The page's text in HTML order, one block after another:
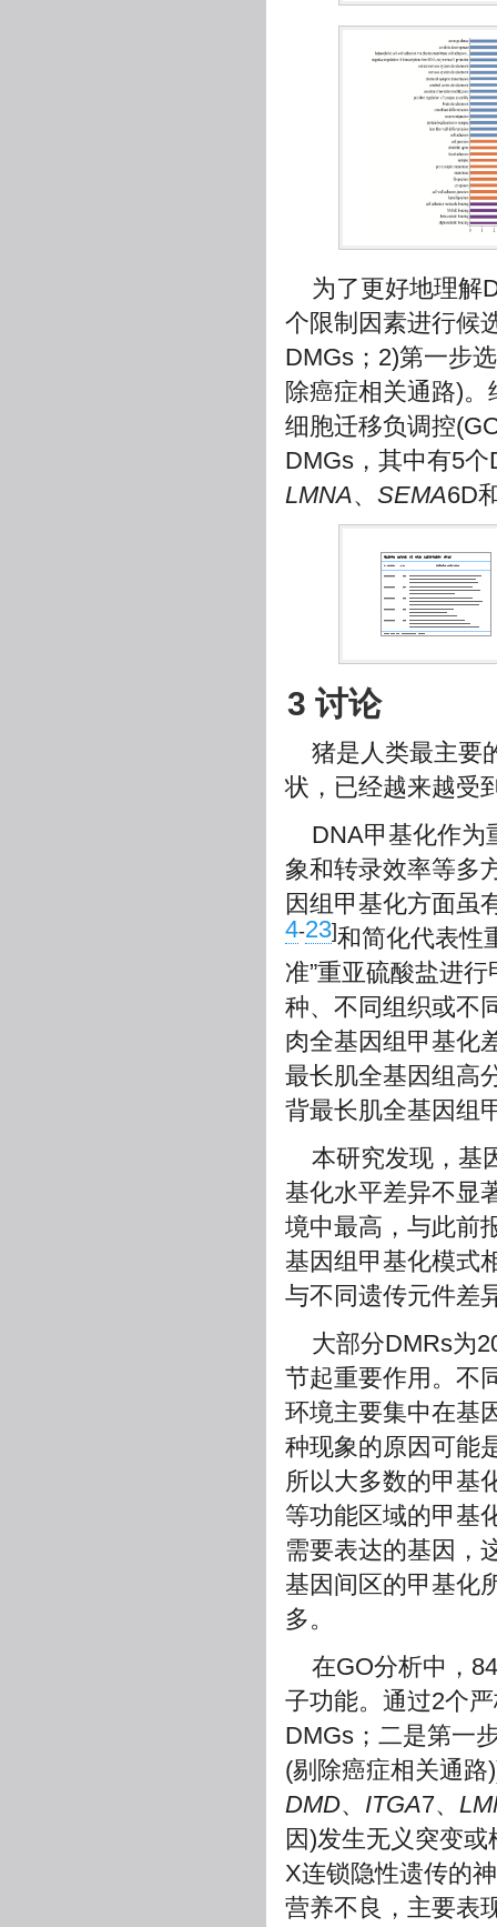
为了更好地理解
个限制因素进行候
DMGs；2)第一步
除癌症相关通路)
细胞迁移负调控
DMGs，其中有5
LMNA、 SEMA6D
3 讨论
猪是人类最主要
状，已经越来越受
DNA甲基化作为
象和转录效率等多
因组甲基化方面虽
4-23]和简化代表性
准”重亚硫酸盐进
种、不同组织或不
肉全基因组甲基化
最长肌全基因组高
背最长肌全基因组
本研究发现，基
基化水平差异不显
境中最高，与此前
基因组甲基化模式
与不同遗传元件差
大部分DMRs为
节起重要作用。不
环境主要集中在基
种现象的原因可能
所以大多数的甲基
等功能区域的甲基
需要表达的基因，
基因间区的甲基化
多。
在GO分析中，
子功能。通过2个
DMGs；二是第一
(剔除癌症相关通
DMD、 ITGA7、
因)发生无义突变
X连锁隐性遗传的
营养不良，主要表